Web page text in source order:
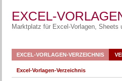
EXCEL-
Marktplatz für Excel-Vorlagen, Sheets
EXCEL-VORLAGEN-VERZEICHNIS
Excel-Vorlagen-Verzeichnis